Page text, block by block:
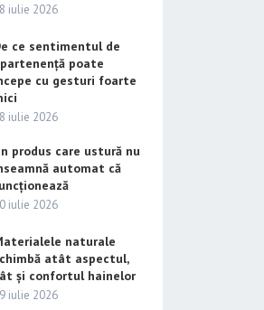
iulie 2026
ce sentimentul de
poate
cu gesturi foarte
iulie 2026
produs care ustură nu
automat că
iulie 2026
naturale
atât aspectul,
și confortul hainelor
iulie 2026